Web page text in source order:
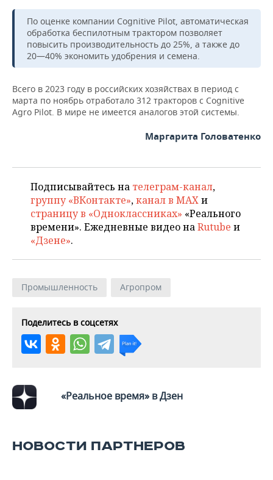
КОМУ ПРИНАДЛЕЖАТ
ТОРГОВЫЕ ЦЕНТРЫ
ТАТАРСТАНА
БЮДЖЕТ
ИНВЕСТИЦИИ
МАШИНОСТРОЕНИЕ
НЕФТЕХИМИЯ
ОПК
НОВОСТИ АВТО
БИЗНЕС
НОВОСТИ БИЗНЕСА
РОЗНИЧНАЯ ТОРГОВЛЯ
ТРАНСПОРТ
ТЕХНОЛОГИИ
НОВОСТИ ТЕХНОЛОГИЙ
IT
МЕРОПРИЯТИЯ
НОВОСТИ МЕРОПРИЯТИЙ
ONLINE-КОНФЕРЕНЦИИ
ОТКРЫТАЯ ЛЕКЦИЯ
СПОРТ
ХОККЕЙ
БАСКЕТБОЛ
ВОЛЕЙБОЛ
ФИГУРНОЕ КАТАНИЕ
ВОДНЫЕ ВИДЫ СПОРТА
ХОККЕЙ С МЯЧОМ
ВЛАСТЬ
ИНФРАСТРУКТУРА
ИСТОРИЯ
МЕДИЦИНА
ОБРАЗОВАНИЕ
ПРОИСШЕСТВИЯ
СЮЖЕТЫ
СПРАВОЧНИК
СПИСОК ПЕРСОН
ПОЛНАЯ ВЕРСИЯ
По оценке компании Cognitive Pilot, автоматическая
обработка беспилотным трактором позволяет
повысить производительность до 25%, а также до
20—40% экономить удобрения и семена.
Всего в 2023 году в российских хозяйствах в период с
марта по ноябрь отработало 312 тракторов с Cognitive
Agro Pilot. В мире не имеется аналогов этой системы.
Маргарита Головатенко
Подписывайтесь на телеграм-канал,
группу «ВКонтакте»,канал в MAXи
страницу в «Одноклассниках» «Реального
времени». Ежедневные видео наRutube и
«Дзене».
Промышленность Агропром
Поделитесь в соцсетях
«Реальное время» в Дзен
НОВОСТИ ПАРТНЕРОВ